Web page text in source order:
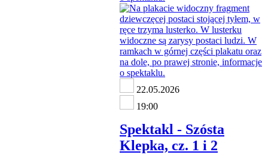
22.05.2026
19:00
Spektakl - Szósta
Klepka, cz. 1 i 2